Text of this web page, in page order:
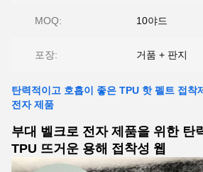
MOQ: 10야드
포장: 거품 + 판지
탄력적이고 호흡이 좋은 TPU 핫 펠트 접착
전자 제품
부대 벨크로 전자 제품을 위한 탄
TPU 뜨거운 용해 접착성 웹